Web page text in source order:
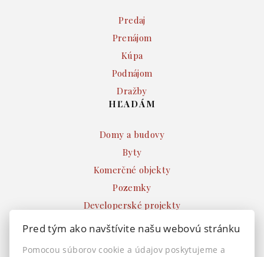
Predaj
Prenájom
Kúpa
Podnájom
Dražby
HĽADÁM
Domy a budovy
Byty
Komerčné objekty
Pozemky
Developerské projekty
Ostatné
INFO
Pred tým ako navštívite našu webovú stránku
Pomocou súborov cookie a údajov poskytujeme a